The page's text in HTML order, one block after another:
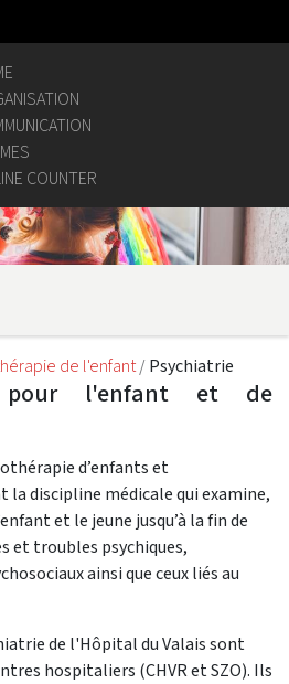
COUNTER
de l'enfant Psychiatrie
pour l'enfant et de
d’enfants et
la discipline médicale qui examine,
et le jeune jusqu’à la fin de
et troubles psychiques,
ainsi que ceux liés au
de l'Hôpital du Valais sont
hospitaliers (CHVR et SZO). Ils